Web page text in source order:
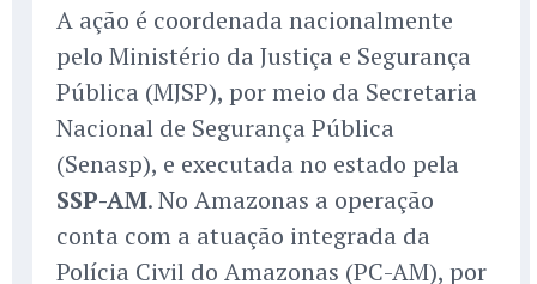
A ação é coordenada nacionalmente
pelo Ministério da Justiça e Segurança
Pública (MJSP), por meio da Secretaria
Nacional de Segurança Pública
(Senasp), e executada no estado pela
SSP-AM. No Amazonas a operação
conta com a atuação integrada da
Polícia Civil do Amazonas (PC-AM), por